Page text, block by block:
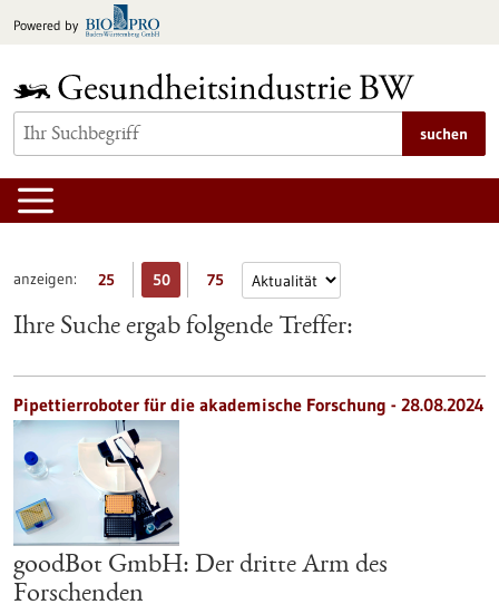
Inhalt
Powered by
suchen
anzeigen: 25 50 75
Ihre Suche ergab folgende Treffer:
Pipettierroboter für die akademische Forschung - 28.08.2024
goodBot GmbH: Der dritte Arm des
Forschenden